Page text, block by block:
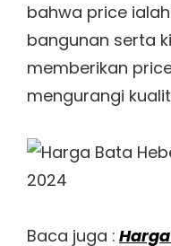
bahwa price
bangunan serta
memberikan
mengurangi
Baca juga :